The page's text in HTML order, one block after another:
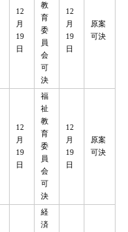
12
月
19
日
教
育
委
員
会
可
決
12
月
19
日
原案
可決
12
月
19
日
福
祉
教
育
委
員
会
可
決
12
月
19
日
原案
可決
経
済